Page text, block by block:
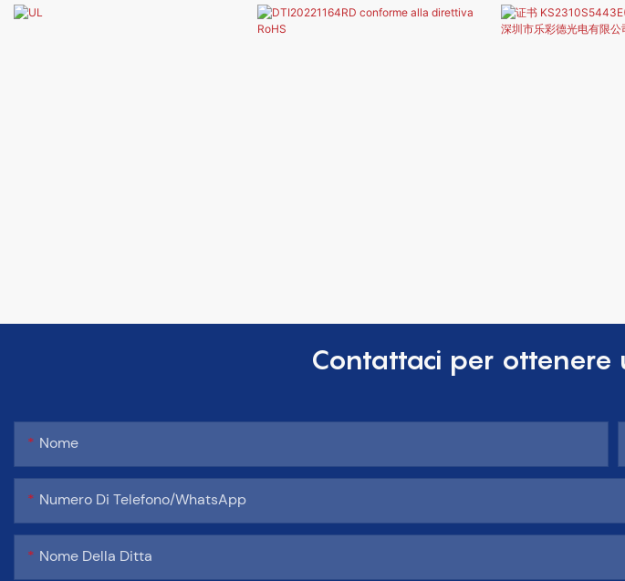
Contattaci per
Nome
Numero Di Telefono/WhatsApp
Nome Della Ditta